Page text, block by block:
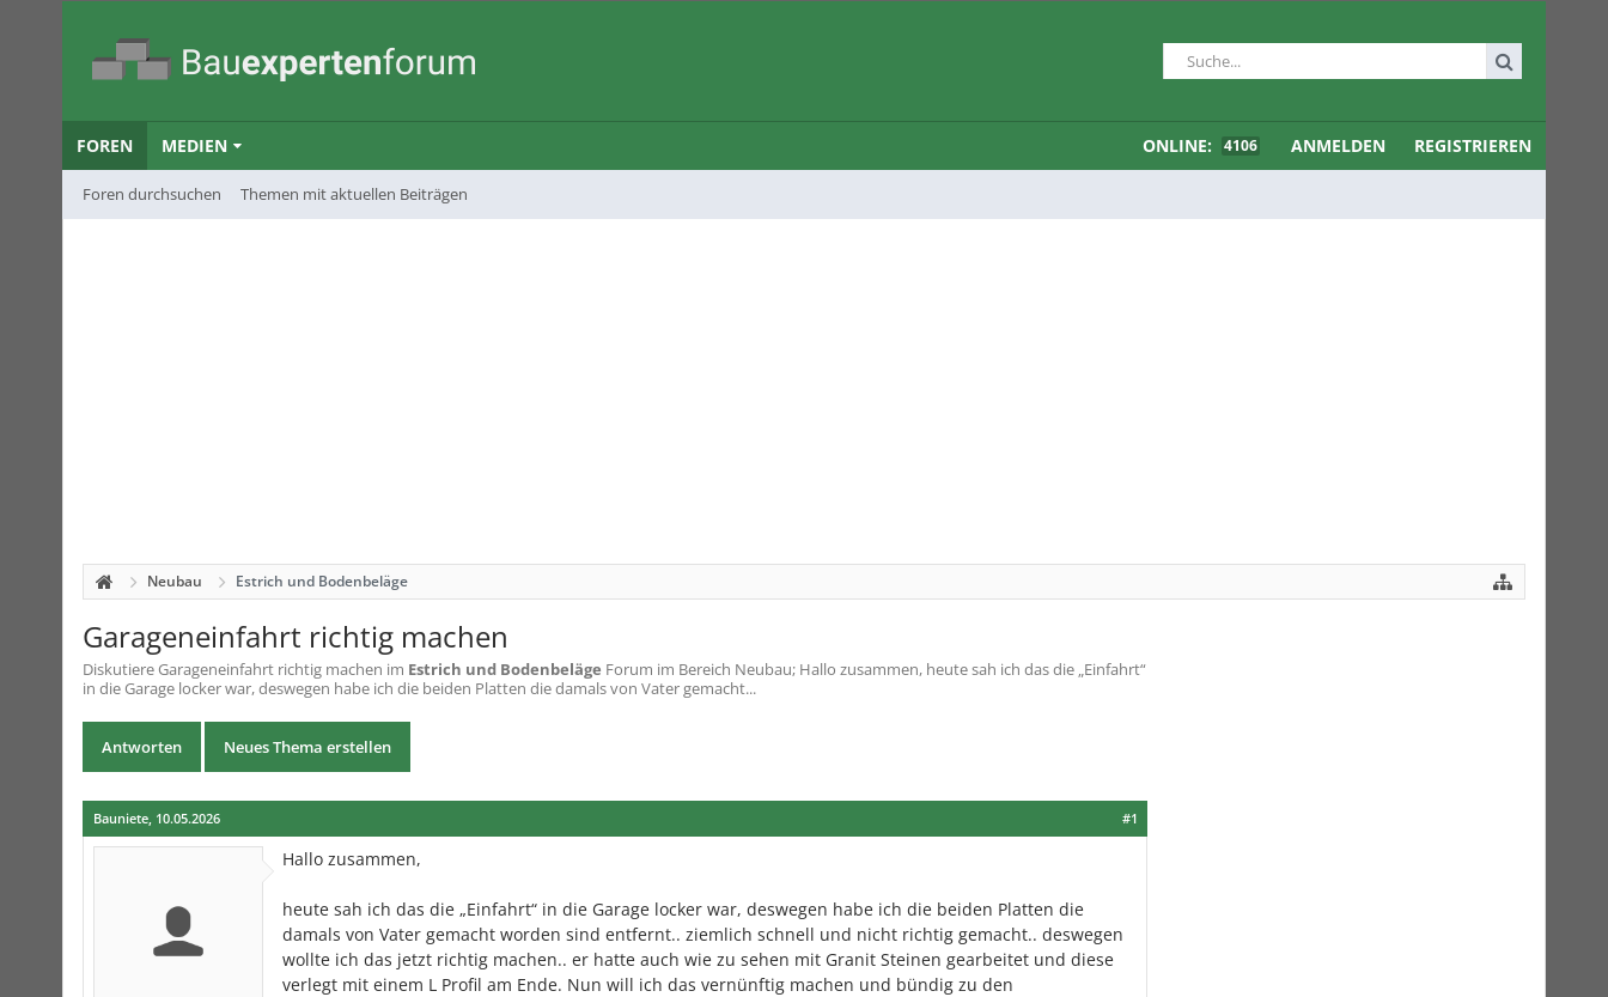
FOREN
Foren durchsuchen Themen mit aktuellen Beiträgen
MEDIEN ONLINE: 4106 ANMELDEN REGISTRIEREN
Neubau Estrich und Bodenbeläge
Garageneinfahrt richtig machen
DiskutiereGarageneinfahrt richtig machen im Estrich und Bodenbeläge Forum im Bereich Neubau; Hallo zusammen, heute sah ich das die „Einfahrt“
in die Garage locker war, deswegen habe ich die beiden Platten die damals von Vater gemacht...
Antworten Neues Thema erstellen
#1
Bauniete, 10.05.2026
Hallo zusammen,
heute sah ich das die „Einfahrt“ in die Garage locker war, deswegen habe ich die beiden Platten die
damals von Vater gemacht worden sind entfernt.. ziemlich schnell und nicht richtig gemacht.. deswegen
wollte ich das jetzt richtig machen.. er hatte auch wie zu sehen mit Granit Steinen gearbeitet und diese
verlegt mit einem L Profil am Ende. Nun will ich das vernünftig machen und bündig zu den